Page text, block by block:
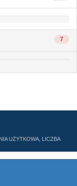
7
UŻYTKOWA, LICZBA